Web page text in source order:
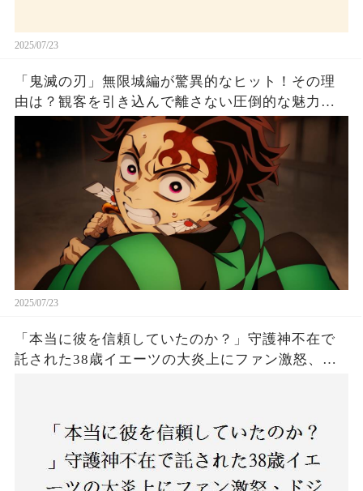
2025/07/23
「鬼滅の刃」無限城編が驚異的なヒット！その理
由は？観客を引き込んで離さない圧倒的な魅力と
2025/07/23
「本当に彼を信頼していたのか？」守護神不在で
託された38歳イエーツの大炎上にファン激怒、ド